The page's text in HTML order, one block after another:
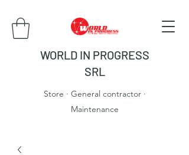
WORLD IN PROGRESS
SRL
Store · General contractor ·
Maintenance